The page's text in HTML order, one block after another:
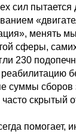
сил пытается
менять
сферы,
230
суммы сборов
скрытый
помогает,